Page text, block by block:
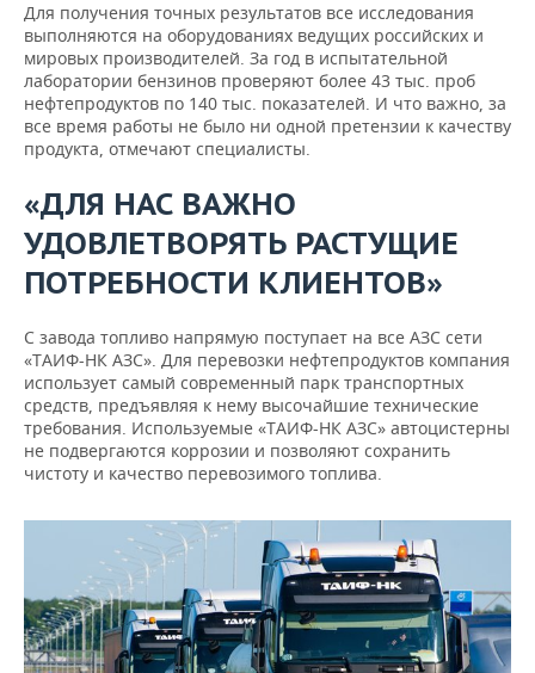
Для получения точных результатов все исследования
выполняются на оборудованиях ведущих российских и
мировых производителей. За год в испытательной
лаборатории бензинов проверяют более 43 тыс. проб
нефтепродуктов по 140 тыс. показателей. И что важно, за
все время работы не было ни одной претензии к качеству
продукта, отмечают специалисты.
«ДЛЯ НАС ВАЖНО
УДОВЛЕТВОРЯТЬ РАСТУЩИЕ
ПОТРЕБНОСТИ КЛИЕНТОВ»
С завода топливо напрямую поступает на все АЗС сети
«ТАИФ-НК АЗС». Для перевозки нефтепродуктов компания
использует самый современный парк транспортных
средств, предъявляя к нему высочайшие технические
требования. Используемые «ТАИФ-НК АЗС» автоцистерны
не подвергаются коррозии и позволяют сохранить
чистоту и качество перевозимого топлива.